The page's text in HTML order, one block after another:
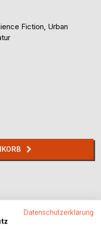
Fiction, Urban
Datenschutzerklärung